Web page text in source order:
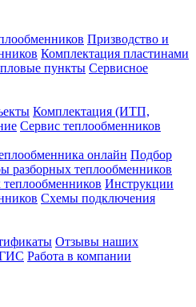
Призводство и
Комплектация пластинами
пункты Сервисное
Комплектация (ИТП,
Сервис теплообменников
онлайн Подбор
разборных теплообменников
Инструкции
Схемы подключения
Отзывы наших
Работа в компании